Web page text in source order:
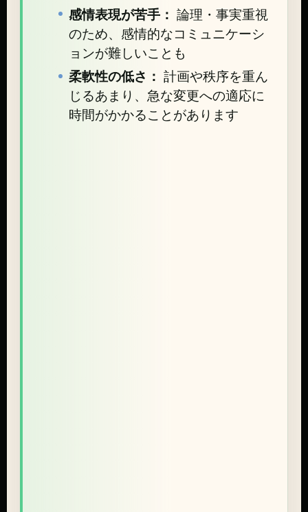
感情表現が苦手： 論理・事実重視
のため、感情的なコミュニケーシ
ョンが難しいことも
柔軟性の低さ： 計画や秩序を重ん
じるあまり、急な変更への適応に
時間がかかることがあります